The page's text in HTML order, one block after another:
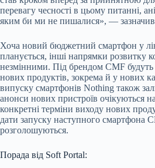
перевагу чесності в цьому питанні,
яким би ми не пишалися», — зазначив
Хоча новий бюджетний смартфон у
планується, інші напрямки розвитку
незмінними. Під брендом CMF будуть
нових продуктів, зокрема й у нових
випуску смартфонів Nothing також
анонси нових пристроїв очікуються
конкретні терміни виходу нових
дати запуску наступного смартфона
розголошуються.
Порада від Soft Portal: